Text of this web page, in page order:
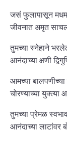
जसं फुलापासून
जीवनात अमृत
तुमच्या स्नेहाने
आनंदाच्या क्षणी
आमच्या
चोरण्याच्या
तुमच्या प्रेमळ
आनंदाच्या लाटांवर